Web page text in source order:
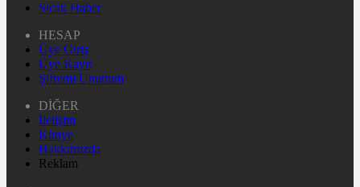
Sıcak Haber
HESAP
Üye Giriş
Üye Kayıt
Şifremi Unuttum
DİĞER
İletişim
Künye
Hakkımızda
Reklam